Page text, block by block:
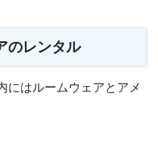
のレンタル
にはルームウェアとアメ